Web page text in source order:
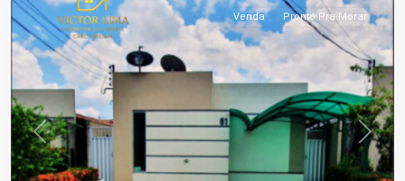
Previous Next
Venda Pronto Pra Morar